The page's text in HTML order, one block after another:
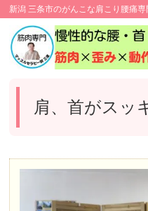
新潟 三条市のがんこな肩こり腰痛
肩、首がスッ